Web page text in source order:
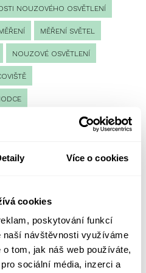
Více o cookies
cookies
poskytování funkcí
návštěvnosti využíváme
tom, jak náš web používáte,
sociální média, inzerci a
NOUZOVÉHO OSVĚTLENÍ
MĚŘENÍ SVĚTEL
NOUZOVÉ OSVĚTLENÍ
ZASTÍNĚNÍ